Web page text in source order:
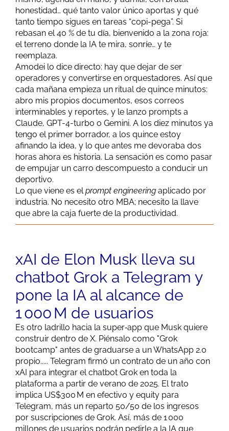
honestidad… qué tanto valor único aportas y qué
tanto tiempo sigues en tareas “copi-pega”. Si
rebasan el 40 % de tu día, bienvenido a la zona roja:
el terreno donde la IA te mira, sonríe… y te
reemplaza.
Amodei lo dice directo: hay que dejar de ser
operadores y convertirse en orquestadores. Así que
cada mañana empieza un ritual de quince minutos:
abro mis propios documentos, esos correos
interminables y reportes, y le lanzo prompts a
Claude, GPT-4-turbo o Gemini. A los diez minutos ya
tengo el primer borrador, a los quince estoy
afinando la idea, y lo que antes me devoraba dos
horas ahora es historia. La sensación es como pasar
de empujar un carro descompuesto a conducir un
deportivo.
Lo que viene es elprompt engineering aplicado por
industria. No necesito otro MBA; necesito la llave
que abre la caja fuerte de la productividad.
xAI de Elon Musk lleva su
chatbot Grok a Telegram y
pone la IA al alcance de
1 000 M de usuarios
Es otro ladrillo hacia la super‑app que Musk quiere
construir dentro de X. Piénsalo como "Grok
bootcamp" antes de graduarse a un WhatsApp 2.0
propio..... Telegram firmó un contrato de un año con
xAI para integrar el chatbot Grok en toda la
plataforma a partir de verano de 2025. El trato
implica US$300 M en efectivo y equity para
Telegram, más un reparto 50/50 de los ingresos
por suscripciones de Grok. Así, más de 1 000
millones de usuarios podrán pedirle a la IA que